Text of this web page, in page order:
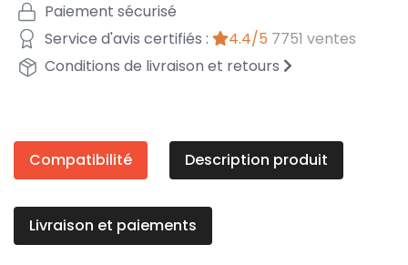
Paiement sécurisé
Service d'avis certifiés :
4.4/5 7751 ventes
Conditions de livraison et retours
Compatibilité Description produit
Livraison et paiements